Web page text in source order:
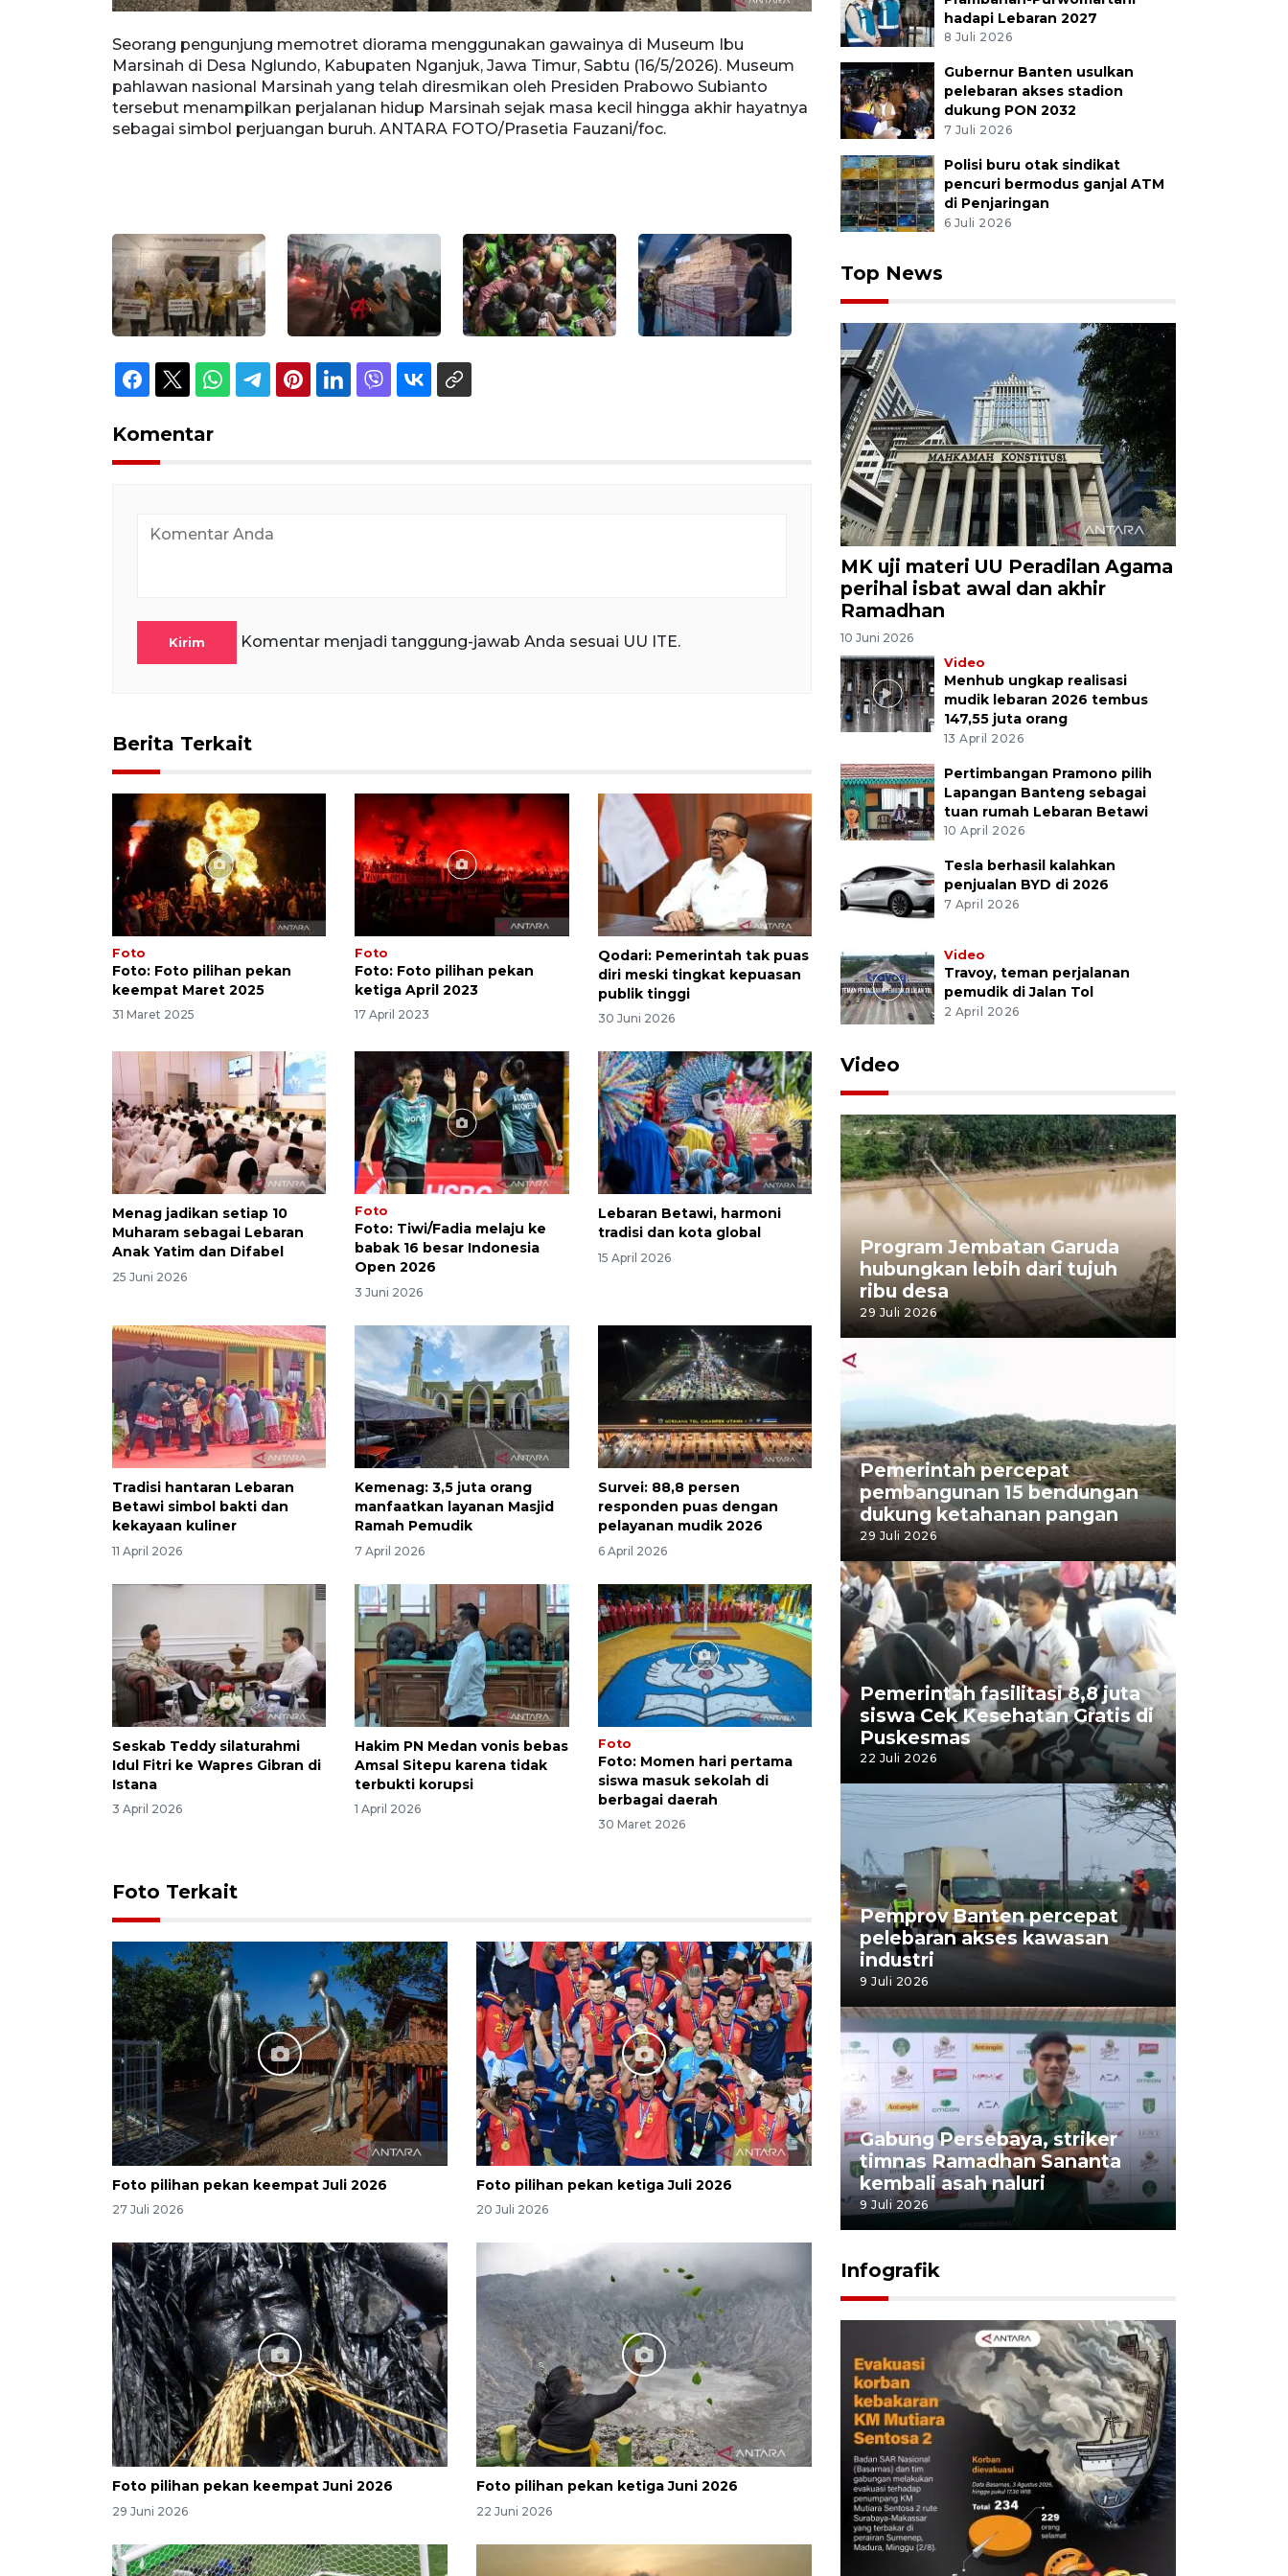
Seorang pengunjung memotret diorama menggunakan gawainya di Museum Ibu
Marsinah di Desa Nglundo, Kabupaten Nganjuk, Jawa Timur, Sabtu (16/5/2026). Museum
pahlawan nasional Marsinah yang telah diresmikan oleh Presiden Prabowo Subianto
tersebut menampilkan perjalanan hidup Marsinah sejak masa kecil hingga akhir hayatnya
sebagai simbol perjuangan buruh. ANTARA FOTO/Prasetia Fauzani/foc.
Pesepak bola PSM Rizky Eka Pratama (kiri) bersitegang
pertandingan BRI Super League 2025/2026 melawan Persib
Habibie, Parepare, Sulawesi Selatan, Minggu (17/5/2026).
meluapkan kekecewaannya dengan memasuki lapangan,
usai kekalahan PSM Makassar atas Persib Bandung dengan
Komentar
Kirim Komentar menjadi tanggung-jawab Anda sesuai UU ITE.
Berita Terkait
Foto
Foto: Foto pilihan pekan
keempat Maret 2025
31 Maret 2025
Foto
Foto: Foto pilihan pekan
ketiga April 2023
17 April 2023
Qodari: Pemerintah tak puas
diri meski tingkat kepuasan
publik tinggi
30 Juni 2026
Menag jadikan setiap 10
Muharam sebagai Lebaran
Anak Yatim dan Difabel
25 Juni 2026
Foto
Foto: Tiwi/Fadia melaju ke
babak 16 besar Indonesia
Open 2026
3 Juni 2026
Lebaran Betawi, harmoni
tradisi dan kota global
15 April 2026
Tradisi hantaran Lebaran
Betawi simbol bakti dan
kekayaan kuliner
11 April 2026
Kemenag: 3,5 juta orang
manfaatkan layanan Masjid
Ramah Pemudik
7 April 2026
Survei: 88,8 persen
responden puas dengan
pelayanan mudik 2026
6 April 2026
Seskab Teddy silaturahmi
Idul Fitri ke Wapres Gibran di
Istana
3 April 2026
Hakim PN Medan vonis bebas
Amsal Sitepu karena tidak
terbukti korupsi
1 April 2026
Foto
Foto: Momen hari pertama
siswa masuk sekolah di
berbagai daerah
30 Maret 2026
Foto Terkait
Foto pilihan pekan keempat Juli 2026
27 Juli 2026
Foto pilihan pekan ketiga Juli 2026
20 Juli 2026
Foto pilihan pekan keempat Juni 2026
29 Juni 2026
Foto pilihan pekan ketiga Juni 2026
22 Juni 2026
hadapi Lebaran 2027
8 Juli 2026
Gubernur Banten usulkan
pelebaran akses stadion
dukung PON 2032
7 Juli 2026
Polisi buru otak sindikat
pencuri bermodus ganjal ATM
di Penjaringan
6 Juli 2026
Top News
MK uji materi UU Peradilan Agama
perihal isbat awal dan akhir
Ramadhan
10 Juni 2026
Video
Menhub ungkap realisasi
mudik lebaran 2026 tembus
147,55 juta orang
13 April 2026
Pertimbangan Pramono pilih
Lapangan Banteng sebagai
tuan rumah Lebaran Betawi
10 April 2026
Tesla berhasil kalahkan
penjualan BYD di 2026
7 April 2026
Video
Travoy, teman perjalanan
pemudik di Jalan Tol
2 April 2026
Video
Program Jembatan Garuda
hubungkan lebih dari tujuh
ribu desa
29 Juli 2026
Pemerintah percepat
pembangunan 15 bendungan
dukung ketahanan pangan
29 Juli 2026
Pemerintah fasilitasi 8,8 juta
siswa Cek Kesehatan Gratis di
Puskesmas
22 Juli 2026
Pemprov Banten percepat
pelebaran akses kawasan
industri
9 Juli 2026
Gabung Persebaya, striker
timnas Ramadhan Sananta
kembali asah naluri
9 Juli 2026
Infografik